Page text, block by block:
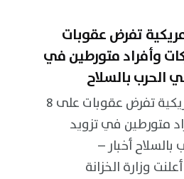
تفرض عقوبات
شركات وأفراد متورطين في
الحرب بالسلاح
الخزانة الأمريكية تفرض عقوبات على 8
متورطين في تزويد
أخبار –
وزارة الخزانة